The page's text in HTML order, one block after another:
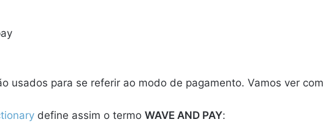
usados para se referir ao modo de pagamento. Vamos ver
define assim o termo WAVE AND PAY: